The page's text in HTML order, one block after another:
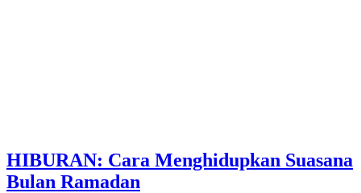
HIBURAN: Cara Menghidupkan Suasana
Bulan Ramadan